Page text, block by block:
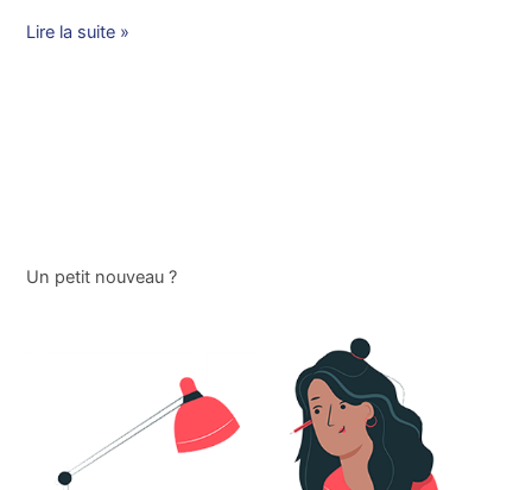
recruteurs
Lire la suite »
Un petit nouveau ?